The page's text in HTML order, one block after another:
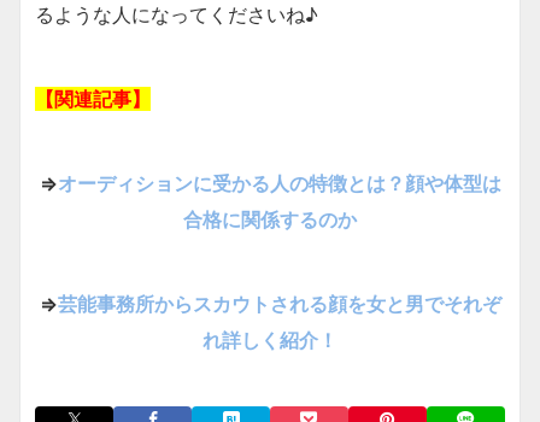
るような人になってくださいね♪
【関連記事】
⇒オーディションに受かる人の特徴とは？顔や体型は
合格に関係するのか
⇒芸能事務所からスカウトされる顔を女と男でそれぞ
れ詳しく紹介！